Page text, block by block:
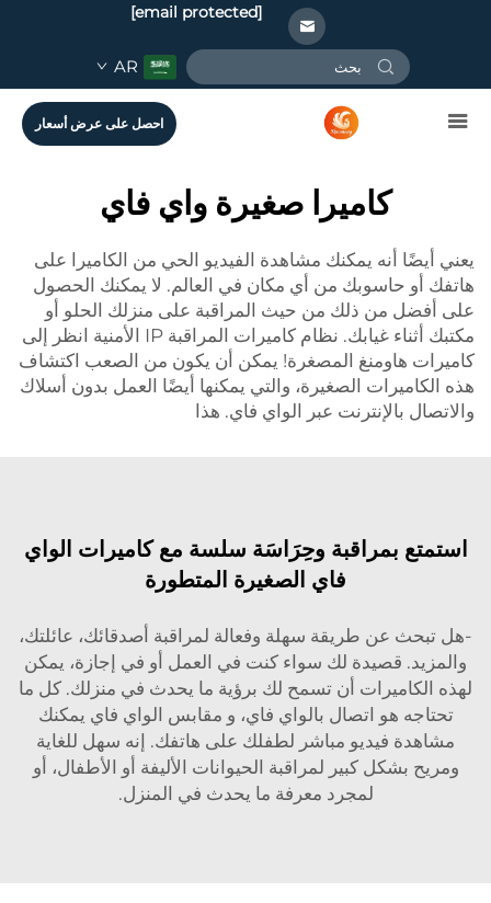
[email protected]
AR
احصل على عرض أسعار
كاميرا صغيرة واي فاي
يعني أيضًا أنه يمكنك مشاهدة الفيديو الحي من الكاميرا على
هاتفك أو حاسوبك من أي مكان في العالم. لا يمكنك الحصول
على أفضل من ذلك من حيث المراقبة على منزلك الحلو أو
مكتبك أثناء غيابك. نظام كاميرات المراقبة IP الأمنية
انظر إلى
كاميرات هاومنغ المصغرة! يمكن أن يكون من الصعب اكتشاف
هذه الكاميرات الصغيرة، والتي يمكنها أيضًا العمل بدون أسلاك
والاتصال بالإنترنت عبر الواي فاي. هذا
استمتع بمراقبة وحِرَاسَة سلسة مع كاميرات الواي
فاي الصغيرة المتطورة
-هل تبحث عن طريقة سهلة وفعالة لمراقبة أصدقائك، عائلتك،
والمزيد. قصيدة لك سواء كنت في العمل أو في إجازة، يمكن
لهذه الكاميرات أن تسمح لك برؤية ما يحدث في منزلك. كل ما
تحتاجه هو اتصال بالواي فاي، و مقابس الواي فاي يمكنك
مشاهدة فيديو مباشر لطفلك على هاتفك. إنه سهل للغاية
ومريح بشكل كبير لمراقبة الحيوانات الأليفة أو الأطفال، أو
لمجرد معرفة ما يحدث في المنزل.